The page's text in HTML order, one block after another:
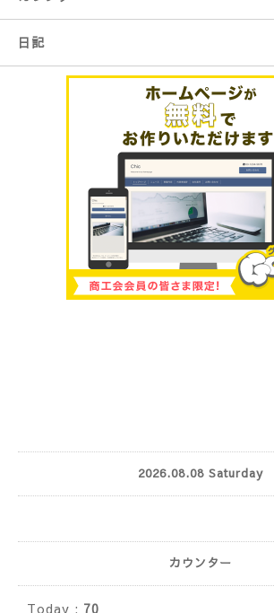
日記
2026.08.08 Saturday
カウンター
Today : 70